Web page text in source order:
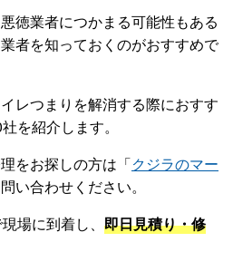
徳業者につかまる可能性もある
者を知っておくのがおすすめで
レつまりを解消する際におすす
を紹介します。
をお探しの方は「クジラのマー
い合わせください。
場に到着し、 即日見積り・修